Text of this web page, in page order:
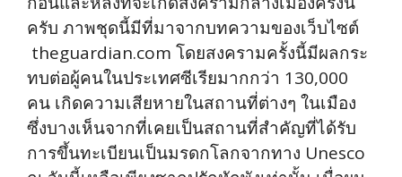
ครับ ภาพชุดนี้มีที่มาจากบทความของเว็บไซต์
theguardian.com โดยสงครามครั้งนี้มีผลกระ
ทบต่อผู้คนในประเทศซีเรียมากกว่า 130,000
คน เกิดความเสียหายในสถานที่ต่างๆ ในเมือง
ซึ่งบางเห็นจากที่เคยเป็นสถานที่สำคัญที่ได้รับ
การขึ้นทะเบียนเป็นมรดกโลกจากทาง Unesco